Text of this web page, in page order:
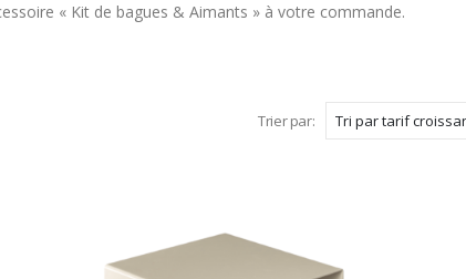
« Kit de bagues & Aimants » à votre commande.
Trier par: